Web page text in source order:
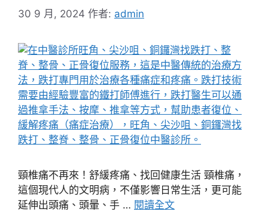
30 9 月, 2024 作者: admin
頸椎痛不再來！舒緩疼痛、找回健康生活 頸椎痛，
這個現代人的文明病，不僅影響日常生活，更可能
延伸出頭痛、頭暈、手 … 閱讀全文